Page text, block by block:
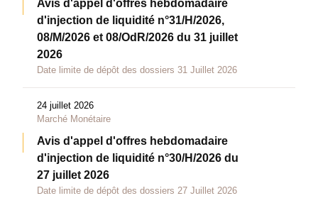
Avis d'appel d'offres hebdomadaire
d'injection de liquidité n°31/H/2026,
08/M/2026 et 08/OdR/2026 du 31 juillet
2026
Date limite de dépôt des dossiers 31 Juillet 2026
24 juillet 2026
Marché Monétaire
Avis d'appel d'offres hebdomadaire
d'injection de liquidité n°30/H/2026 du
27 juillet 2026
Date limite de dépôt des dossiers 27 Juillet 2026